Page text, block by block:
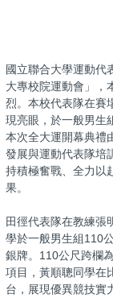
國立聯合大學運動代
大專校院運動會」，
烈。本校代表隊在賽
現亮眼，於一般男生
本次全大運開幕典禮
發展與運動代表隊培
持積極奮戰、全力以
果。
田徑代表隊在教練張
學於一般男生組110
銀牌。110公尺跨欄
項目，黃順聰同學在
台，展現優異競技實